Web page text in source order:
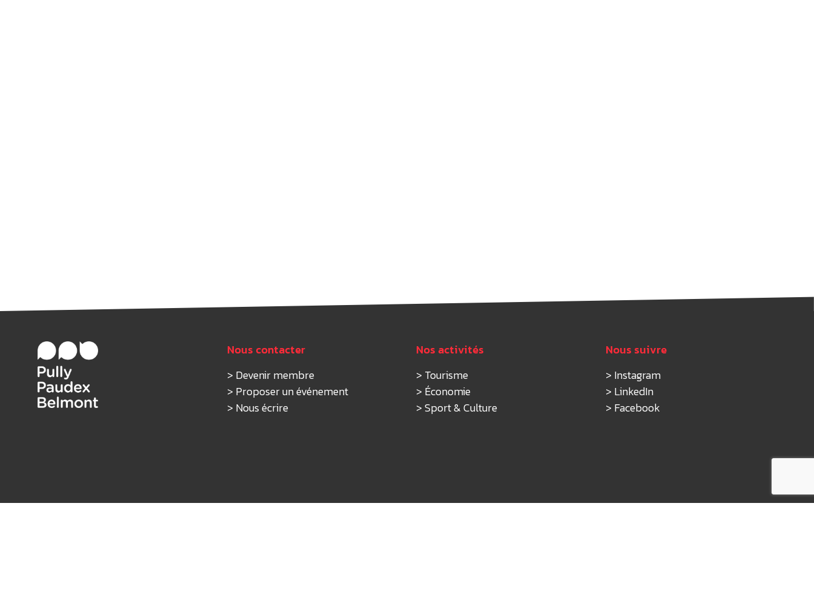
Nous contacter
> Devenir membre
> Proposer un événement
> Nous écrire
Nos activités
> Tourisme
> Économie
>Sport & Culture
Nous suivre
> Instagram
> LinkedIn
> Facebook